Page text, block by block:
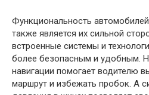
Функциональность
также является их сильной
встроенные системы и
более безопасным и удобным.
навигации помогает водителю
маршрут и избежать пробок. А